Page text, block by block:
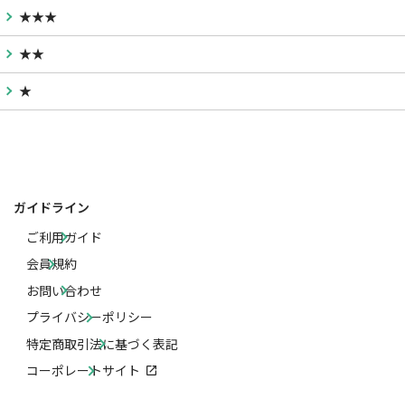
★★★
★★
★
ガイドライン
ご利用ガイド
会員規約
お問い合わせ
プライバシーポリシー
特定商取引法に基づく表記
コーポレートサイト